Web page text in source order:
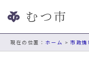
ビ
シ
現在の位置： ホーム >市政情